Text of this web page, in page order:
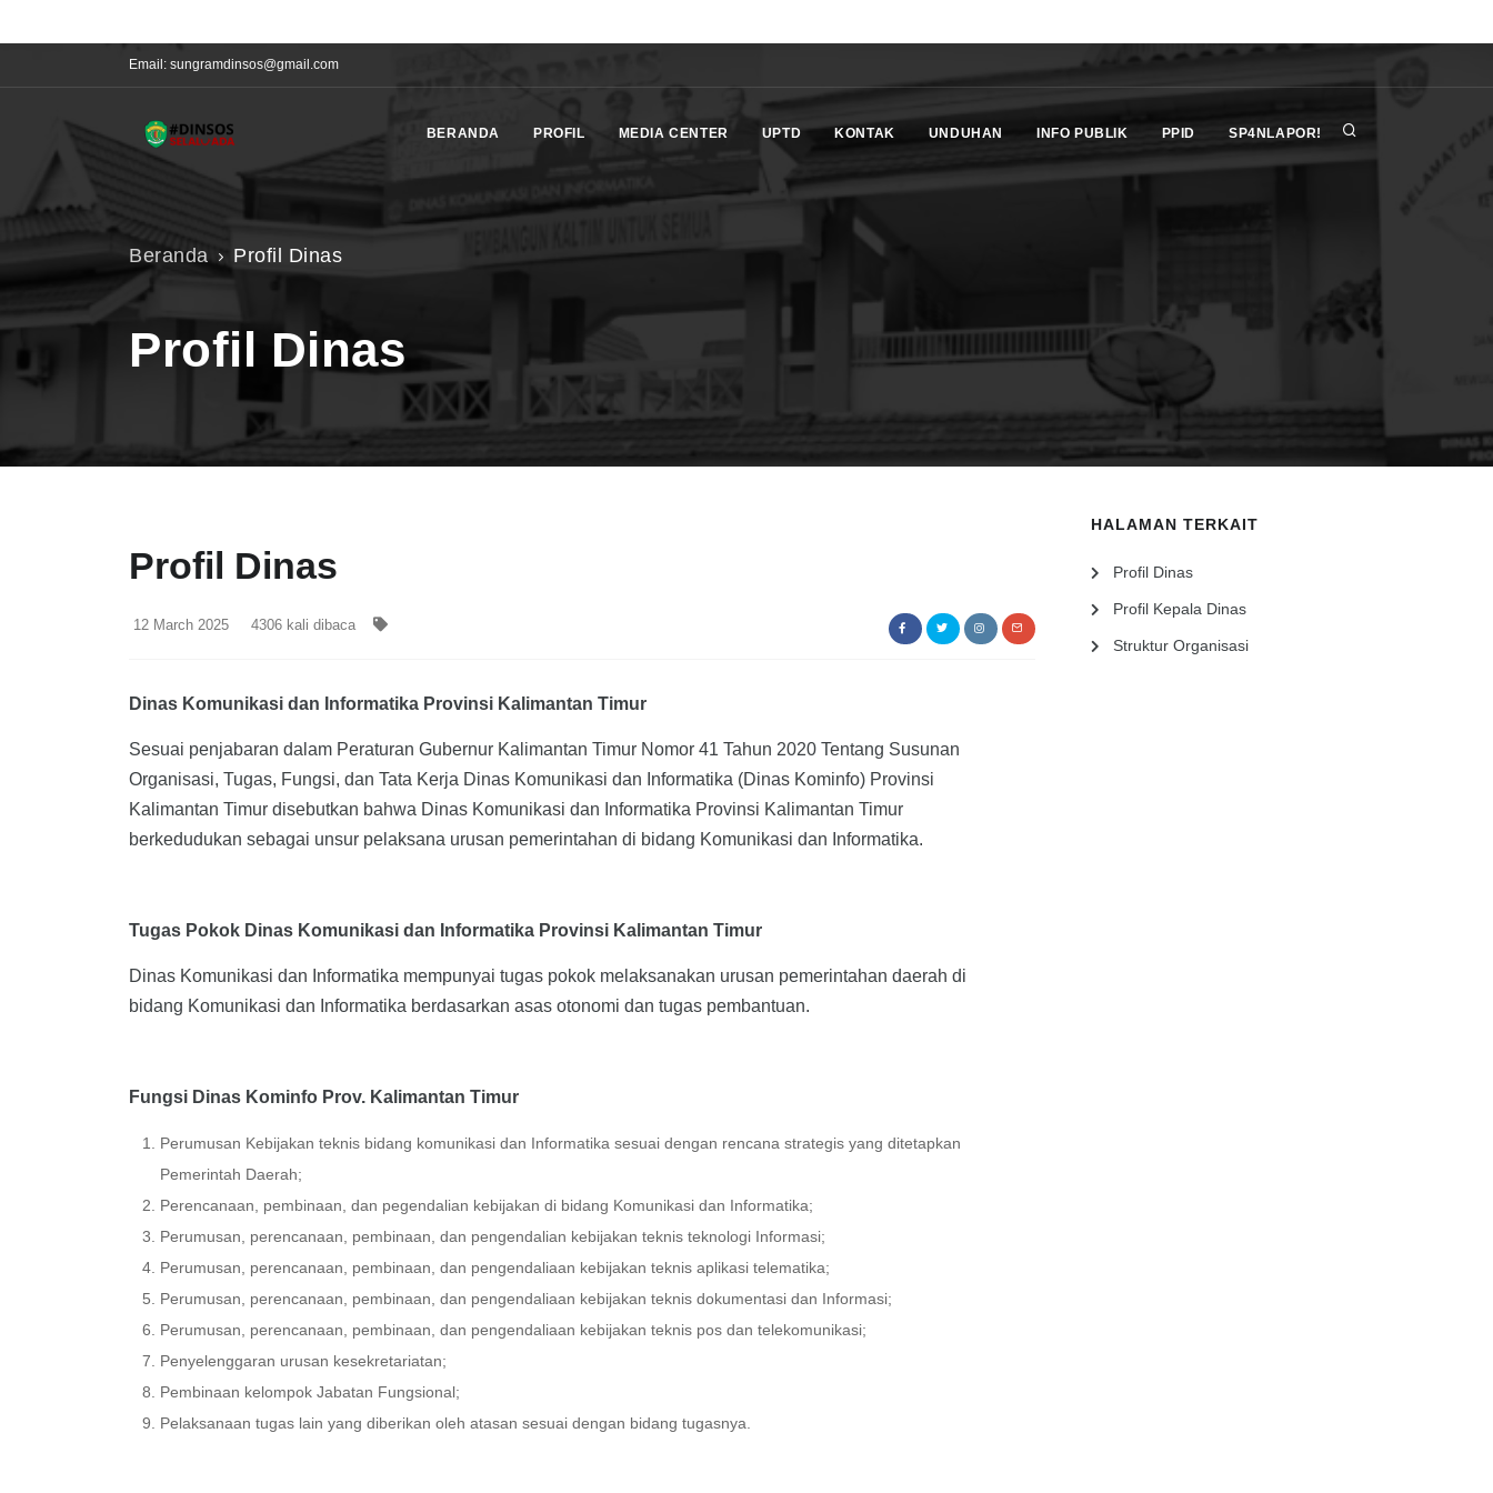
Email: sungramdinsos@gmail.com
BERANDA PROFIL MEDIA CENTER UPTD KONTAK UNDUHAN INFO PUBLIK PPID SP4NLAPOR!
Beranda Profil Dinas
Profil Dinas
Profil Dinas
12 March 2025 4306 kali dibaca
Dinas Komunikasi dan Informatika Provinsi Kalimantan Timur
Sesuai penjabaran dalam Peraturan Gubernur Kalimantan Timur Nomor 41 Tahun 2020 Tentang Susunan
Organisasi, Tugas, Fungsi, dan Tata Kerja Dinas Komunikasi dan Informatika (Dinas Kominfo) Provinsi
Kalimantan Timur disebutkan bahwa Dinas Komunikasi dan Informatika Provinsi Kalimantan Timur
berkedudukan sebagai unsur pelaksana urusan pemerintahan di bidang Komunikasi dan Informatika.
Tugas Pokok Dinas Komunikasi dan Informatika Provinsi Kalimantan Timur
Dinas Komunikasi dan Informatika mempunyai tugas pokok melaksanakan urusan pemerintahan daerah di
bidang Komunikasi dan Informatika berdasarkan asas otonomi dan tugas pembantuan.
Fungsi Dinas Kominfo Prov. Kalimantan Timur
Perumusan Kebijakan teknis bidang komunikasi dan Informatika sesuai dengan rencana strategis yang ditetapkan
Pemerintah Daerah;
Perencanaan, pembinaan, dan pegendalian kebijakan di bidang Komunikasi dan Informatika;
Perumusan, perencanaan, pembinaan, dan pengendalian kebijakan teknis teknologi Informasi;
Perumusan, perencanaan, pembinaan, dan pengendaliaan kebijakan teknis aplikasi telematika;
Perumusan, perencanaan, pembinaan, dan pengendaliaan kebijakan teknis dokumentasi dan Informasi;
Perumusan, perencanaan, pembinaan, dan pengendaliaan kebijakan teknis pos dan telekomunikasi;
Penyelenggaran urusan kesekretariatan;
Pembinaan kelompok Jabatan Fungsional;
Pelaksanaan tugas lain yang diberikan oleh atasan sesuai dengan bidang tugasnya.
HALAMAN TERKAIT
Profil Dinas
Profil Kepala Dinas
Struktur Organisasi